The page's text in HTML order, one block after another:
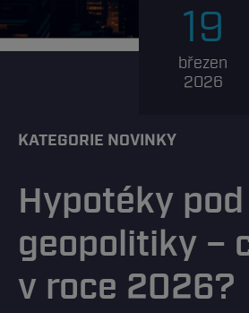
19
březen
2026
KATEGORIE NOVINKY
Hypotéky
geopolitiky –
v roce 2026?